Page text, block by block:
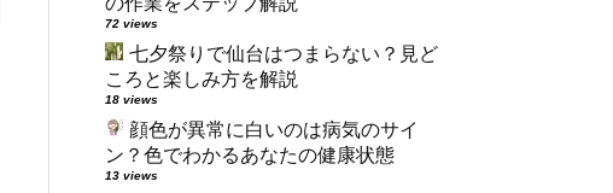
72 views
七夕祭りで仙台はつまらない？見ど
ころと楽しみ方を解説
18 views
顔色が異常に白いのは病気のサイ
ン？色でわかるあなたの健康状態
13 views